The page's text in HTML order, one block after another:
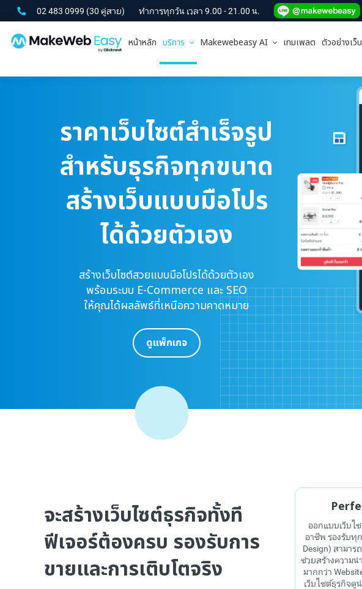
02 483 0999 (30 คู่สาย) ทำการทุกวัน เวลา 9.00 - 21.00 น.
หน้าหลัก บริการ Makewebeasy AI เทมเพลต ตัวอย่างเว็
ราคาเว็บไซต์สำเร็จรูป
สำหรับธุรกิจทุกขนาด
สร้างเว็บแบบมือโปร
ได้ด้วยตัวเอง
สร้างเว็บไซต์สวยแบบมือโปรได้ด้วยตัวเอง
พร้อมระบบ E-Commerce และ SEO
ให้คุณได้ผลลัพธ์​ที่เหนือความคาดหมาย
ดูแพ็กเกจ
จะสร้างเว็บไซต์ธุรกิจทั้งที
ฟีเจอร์ต้องครบ รองรับการ
ขายและการเติบโตจริง
ออกแบบเว็บไ
อาชีพ รองรับทุ
Design) สามา
ช่วยสร้างความน่
มากกว่า
เว็บไซต์ธุรกิจดู